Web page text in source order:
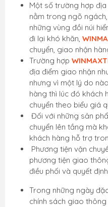
Một số trường hợp
nằm trong ngõ
những vùng đồi núi
đi lại khó khăn,
chuyển, giao nhận
Trường hợp
địa điểm giao nhận
nhưng vì một lý do
hàng thì lúc đó khách
chuyển theo biểu giá
Đối với những sản
chuyển lên tầng mà
khách hàng hỗ trợ
Phương tiện vận
phương tiện giao
điều phối và quyết
Trong những ngày
chính sách giao